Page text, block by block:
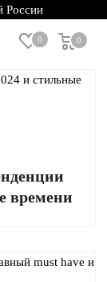
0 0
времени